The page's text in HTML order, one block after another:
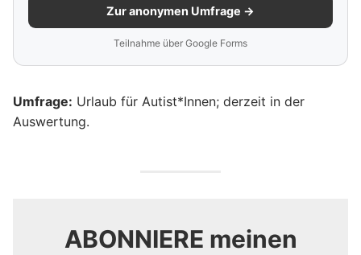
Zur anonymen Umfrage →
Teilnahme über Google Forms
Umfrage: Urlaub für Autist*Innen; derzeit in der
Auswertung.
ABONNIERE meinen